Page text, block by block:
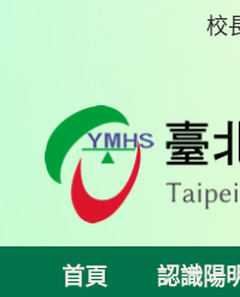
校
首頁 認識陽